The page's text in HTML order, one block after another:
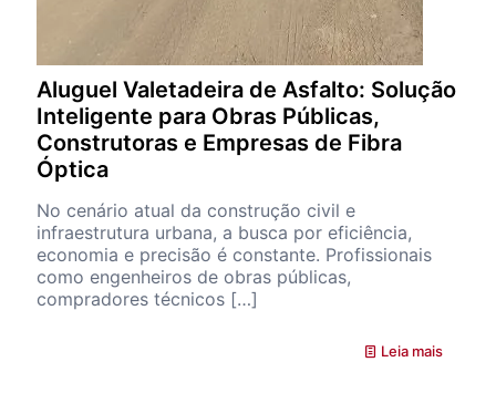
Aluguel Valetadeira de Asfalto: Solução
Inteligente para Obras Públicas,
Construtoras e Empresas de Fibra
Óptica
No cenário atual da construção civil e
infraestrutura urbana, a busca por eficiência,
economia e precisão é constante. Profissionais
como engenheiros de obras públicas,
compradores técnicos […]
Leia mais